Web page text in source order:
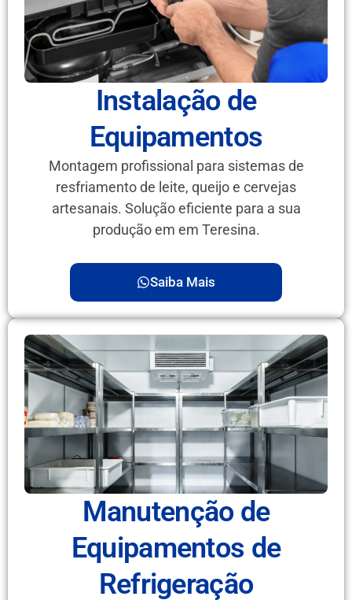
Instalação de
Equipamentos
Montagem profissional para sistemas de
resfriamento de leite, queijo e cervejas
artesanais. Solução eficiente para a sua
produção em em Teresina.
Saiba Mais
Manutenção de
Equipamentos de
Refrigeração